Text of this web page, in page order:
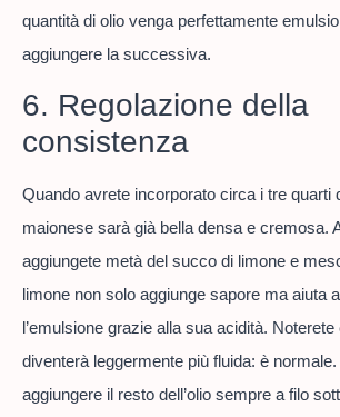
quantità di olio venga perfettamente
aggiungere la successiva.
6. Regolazione della
consistenza
Quando avrete incorporato circa i tre quarti
maionese sarà già bella densa e cremosa.
aggiungete metà del succo di limone e
limone non solo aggiunge sapore ma aiuta
l’emulsione grazie alla sua acidità.
diventerà leggermente più fluida: è
aggiungere il resto dell’olio sempre a filo